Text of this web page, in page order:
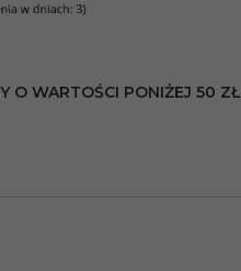
O WARTOŚCI PONIŻEJ 50 ZŁ